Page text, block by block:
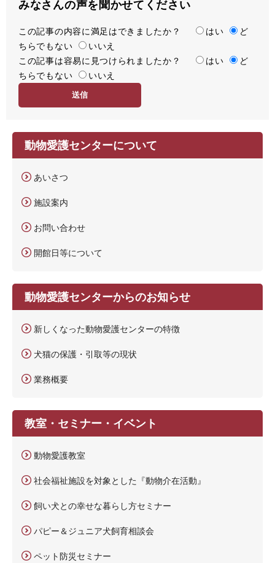
みなさんの声を聞かせてください
満
足
度
この記事の内容に満足はできましたか？ はい
ど
ちらでもない
いいえ
容
易
この記事は容易に見つけられましたか？ はい
ど
ちらでもない
いいえ
動物愛護センターについて
あいさつ
施設案内
お問い合わせ
開館日等について
動物愛護センターからのお知らせ
新しくなった動物愛護センターの特徴
犬猫の保護・引取等の現状
業務概要
教室・セミナー・イベント
動物愛護教室
社会福祉施設を対象とした『動物介在活動』
飼い犬との幸せな暮らし方セミナー
パピー＆ジュニア犬飼育相談会
ペット防災セミナー